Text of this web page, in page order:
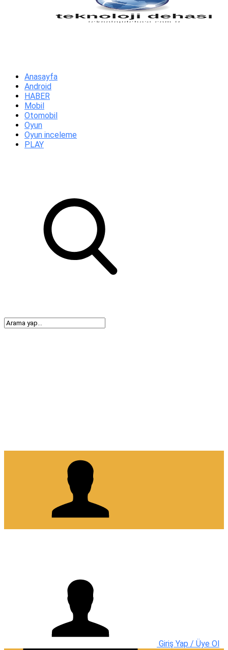
Anasayfa
Android
HABER
Mobil
Otomobil
Oyun
Oyun inceleme
PLAY
Giriş Yap / Üye Ol